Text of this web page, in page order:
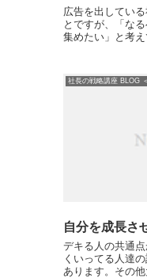
広告を出してい
とですが、「な
集めたい」と考
広告の反応が落
社長の戦略講座 BLOG
自分を成長さ
デキる人の共通
くいってる人達
あります。その